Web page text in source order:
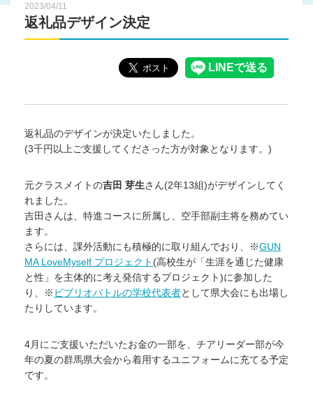
2023/04/11
返礼品デザイン決定
返礼品のデザインが決定いたしました。
(3千円以上ご支援してくださった方が対象となります。)
元クラスメイトの吉田 芽生さん(2年13組)がデザインしてく
れました。
吉田さんは、特進コースに所属し、空手部副主将を務めてい
ます。
さらには、課外活動にも積極的に取り組んでおり、※GUN
MA LoveMyself プロジェクト (高校生が「生涯を通じた健康
と性」を主体的に考え発信するプロジェクト)に参加した
り、※ ビブリオバトルの学校代表者として県大会にも出場し
たりしています。
4月にご支援いただいたお金の一部を、チアリーダー部が今
年の夏の群馬県大会から着用するユニフォームに充てる予定
です。